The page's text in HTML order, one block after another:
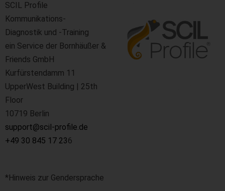
SCIL Profile
Kommunikations-
Diagnostik und -Training
ein Service der Bornhäußer &
Friends GmbH
Kurfürstendamm 11
UpperWest Building | 25th
Floor
10719 Berlin
support@scil-profile.de
+49 30 845 17 236
*Hinweis zur Gendersprache